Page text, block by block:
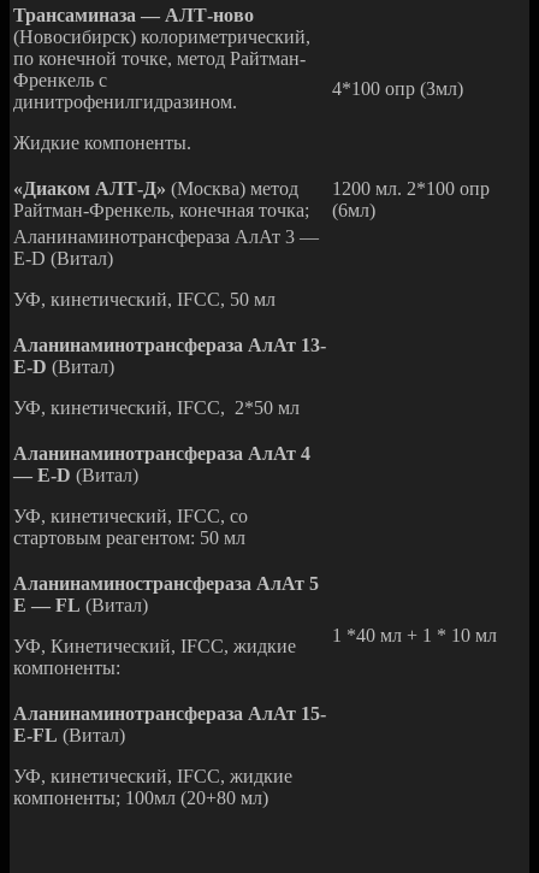
Трансаминаза — АЛТ-ново
(Новосибирск) колориметрический,
по конечной точке, метод Райтман-
Френкель с
динитрофенилгидразином.
Жидкие компоненты.
4*100 опр (Змл)
«Диаком АЛТ-Д» (Москва) метод
Райтман-Френкель, конечная точка;
1200 мл. 2*100 опр
(6мл)
Аланинаминотрансфераза АлАт 3 —
Е-D (Витал)
УФ, кинетический, IFCC, 50 мл
Аланинаминотрансфераза АлАт 13-
Е-D (Витал)
УФ, кинетический, IFCC, 2*50 мл
Аланинаминотрансфераза АлАт 4
— Е-D (Витал)
УФ, кинетический, IFCC, со
стартовым реагентом: 50 мл
Аланинаминострансфераза АлАт 5
Е — FL (Витал)
УФ, Кинетический, IFCC, жидкие
компоненты:
1 *40 мл + 1 * 10 мл
Аланинаминотрансфераза АлАт 15-
E-FL (Витал)
УФ, кинетический, IFCC, жидкие
компоненты; 100мл (20+80 мл)